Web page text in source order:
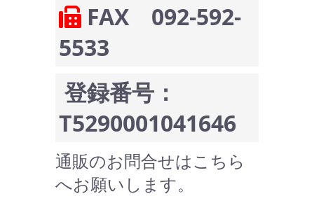
FAX 092-592-
5533
登録番号：
T5290001041646
通販のお問合せはこちら
へお願いします。